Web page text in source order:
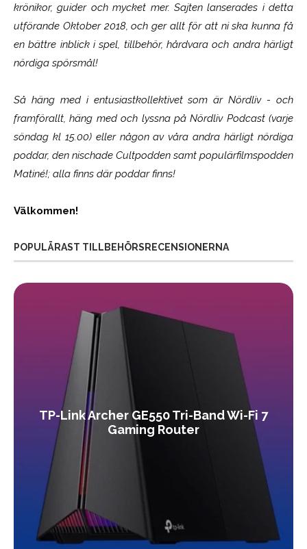
krönikor, guider och mycket mer. Sajten lanserades i detta
utförande Oktober 2018, och ger allt för att ni ska kunna få
en bättre inblick i spel, tillbehör, hårdvara och andra härligt
nördiga spörsmål!
Så häng med i entusiastkollektivet som ärNördliv- och
framförallt, häng med och lyssna på Nördliv Podcast (varje
söndag kl 15.00) eller någon av våra andra härligt nördiga
poddar, den nischade Cultpodden samt populärfilmspodden
Matiné!; alla finns där poddar finns!
Välkommen!
POPULÄRAST TILLBEHÖRSRECENSIONERNA
TP-Link Archer GE550 Tri-Band Wi-Fi 7
Gaming Router